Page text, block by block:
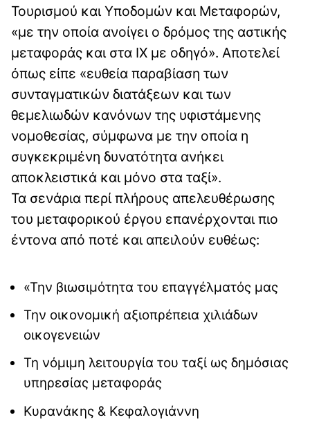
Τουρισμού και Υποδομών και Μεταφορών,
«με την οποία ανοίγει ο δρόμος της αστικής
μεταφοράς και στα ΙΧ με οδηγό». Αποτελεί
όπως είπε «ευθεία παραβίαση των
συνταγματικών διατάξεων και των
θεμελιωδών κανόνων της υφιστάμενης
νομοθεσίας, σύμφωνα με την οποία η
συγκεκριμένη δυνατότητα ανήκει
αποκλειστικά και μόνο στα ταξί».
Τα σενάρια περί πλήρους απελευθέρωσης
του μεταφορικού έργου επανέρχονται πιο
έντονα από ποτέ και απειλούν ευθέως:
«Την βιωσιμότητα του επαγγέλματός μας
Την οικονομική αξιοπρέπεια χιλιάδων
οικογενειών
Τη νόμιμη λειτουργία του ταξί ως δημόσιας
υπηρεσίας μεταφοράς
Κυρανάκης & Κεφαλογιάννη